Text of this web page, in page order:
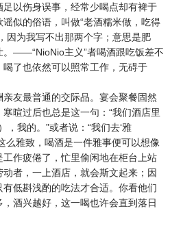
以伤身误事，经常少喝点却有裨于
似的俗语，叫做“老酒糯米做，吃得
为我写不出那两个字；意思是肥
。——“NioNio主义”者喝酒跟吃饭差不
了也依然可以照常工作，无碍于
友最普通的交际品。宴会聚餐固然
暄过后也总是这一句：“我们酒店里
，我的。”或者说：“我们去‘雅
么雅致，喝酒是一件雅事便可以想像
作疲倦了，忙里偷闲地在柜台上站
者，一上酒店，就会斯文起来；因
低斟浅酌的吃法才合适。你看他们
酒兴越好，这一喝也许会直到落日